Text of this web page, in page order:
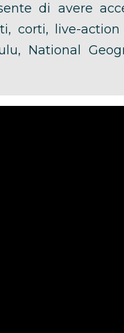
di avere
corti, live-
National